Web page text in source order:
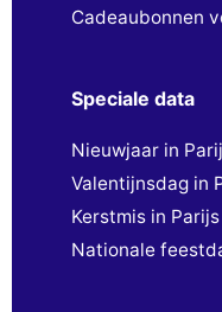
Cadeaubonnen
Speciale data
Nieuwjaar in
Valentijnsdag in
Kerstmis in Parijs
Nationale